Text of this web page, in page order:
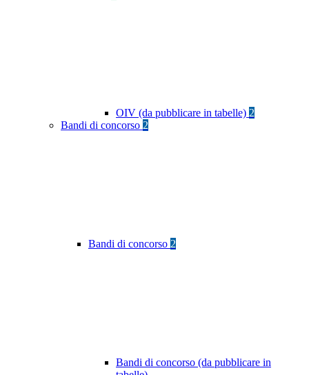
OIV (da pubblicare in tabelle) 2
Bandi di concorso 2
Bandi di concorso 2
Bandi di concorso (da pubblicare in